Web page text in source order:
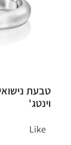
טבעת
וינטג'
Like